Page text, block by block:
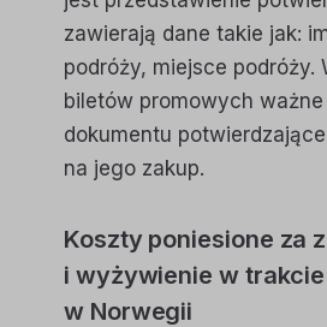
zawierają dane takie jak:
podróży, miejsce podróży.
biletów promowych
dokumentu
na jego zakup.
Koszty poniesione za
i wyżywienie w
w Norwegii